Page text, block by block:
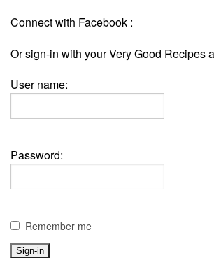
Connect with Facebook :
Or sign-in with your Very Good Recipes
User name:
Password:
Remember me